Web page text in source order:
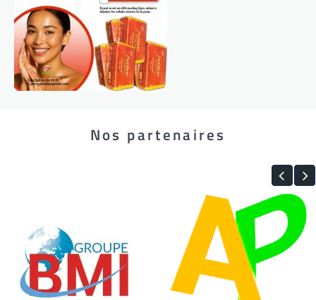
Nos partenaires